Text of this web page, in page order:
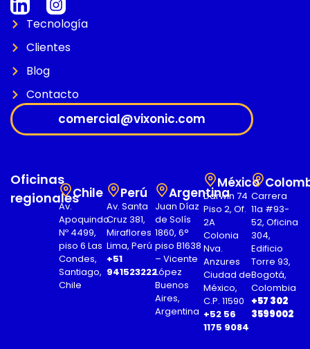
Tecnología
Clientes
Blog
Contacto
comercial@vixonic.com
Oficinas
regionalesChile
Av.
Apoquindo
Nº 4499,
piso 6 Las
Condes,
Santiago,
Chile
Perú
Av. Santa
Cruz 381,
Miraflores
Lima, Perú
+51
941523222
Argentina
Juan Díaz
de Solís
1860, 6°
piso B1638
– Vicente
López
Buenos
Aires,
Argentina
México
Darwin 74
Piso 2, Of.
2A
Colonia
Nva.
Anzures
Ciudad de
México,
C.P. 11590
+52 56
1175 9084
Carrera
11a #93-
52, Oficina
304,
Edificio
Torre 93,
Bogotá,
Colombia
+57 302
3599002